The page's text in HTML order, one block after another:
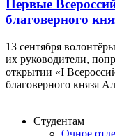
Первые
благоверного
13 сентября
их руководители,
открытии «I
благоверного князя
Студентам